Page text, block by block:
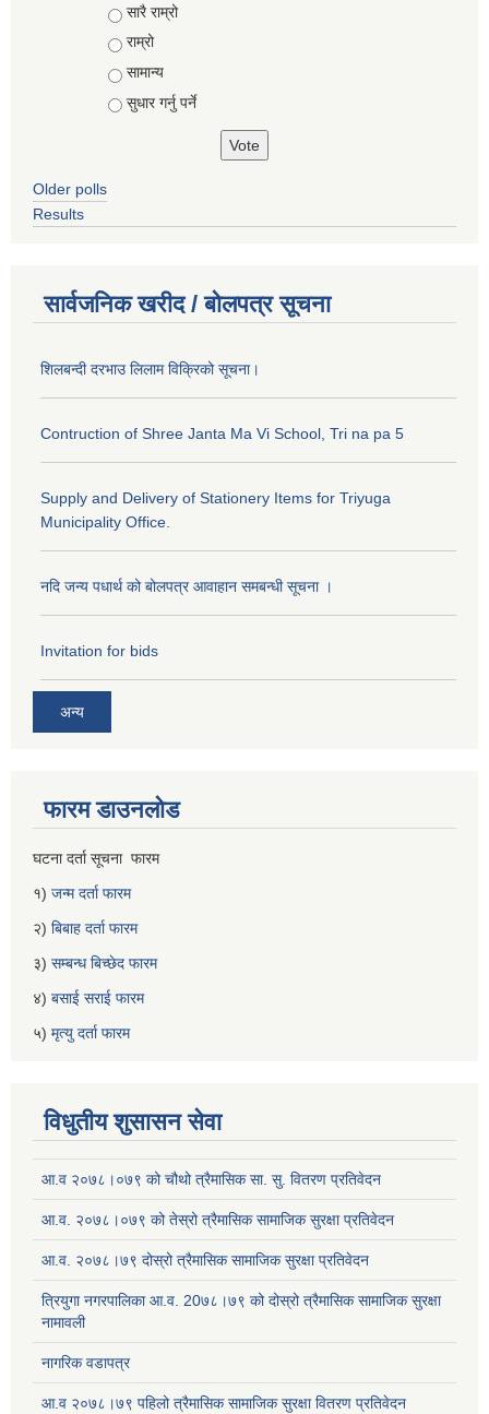
Choices
सारै राम्रो
राम्रो
सामान्य
सुधार गर्नु पर्ने
Older polls
Results
सार्वजनिक खरीद / बोलपत्र सूचना
शिलबन्दी दरभाउ लिलाम विक्रिको सूचना।
Contruction of Shree Janta Ma Vi School, Tri na pa 5
Supply and Delivery of Stationery Items for Triyuga
Municipality Office.
नदि जन्य पधार्थ को बोलपत्र आवाहान समबन्धी सूचना ।
Invitation for bids
अन्य
फारम डाउनलोड
घटना दर्ता सूचना फारम
१) जन्म दर्ता फारम
२) बिबाह दर्ता फारम
३) सम्बन्ध बिच्छेद फारम
४) बसाई सराई फारम
५) मृत्यु दर्ता फारम
विधुतीय शुसासन सेवा
आ.व २०७८।०७९ को चौथो त्रैमासिक सा. सु. वितरण प्रतिवेदन
आ.व. २०७८।०७९ को तेस्रो त्रैमासिक सामाजिक सुरक्षा प्रतिवेदन
आ.व. २०७८।७९ दोस्रो त्रैमासिक सामाजिक सुरक्षा प्रतिवेदन
त्रियुगा नगरपालिका आ.व. 20७८।७९ को दोस्रो त्रैमासिक सामाजिक सुरक्षा
नामावली
नागरिक वडापत्र
आ.व २०७८।७९ पहिलो त्रैमासिक सामाजिक सुरक्षा वितरण प्रतिवेदन